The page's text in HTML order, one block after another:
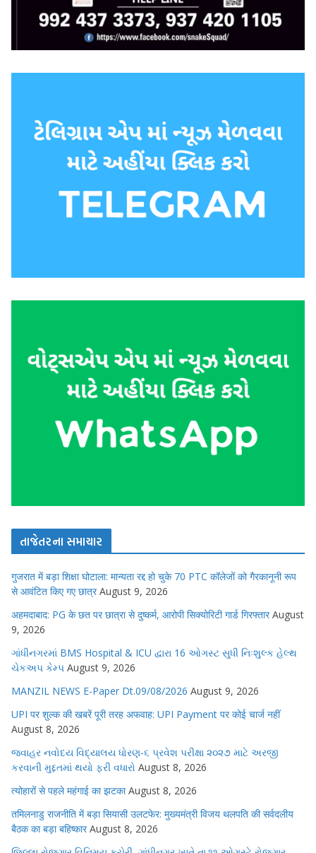
તાજેતરના સમાચાર
गुजरात में बड़ा शिक्षा घोटाला: मान्यता रद्द हो चुके 70 PTC कॉलेजों को गैरकानूनी रूप
से आवंटित किए गए छात्र August 9, 2026
अहमदाबाद: PG के छत पर छात्रा से दुष्कर्म, आरोपी सिक्योरिटी गार्ड गिरफ्तार August
9, 2026
ગાંધીનગરમાં BMS Hospital & ICU દ્વારા 16 ઓગસ્ટ સુધી નિઃશુલ્ક હેલ્થ
ચેકઅપ કેમ્પ August 9, 2026
MANZIL NEWS E-Paper Dt.09/08/2026 August 9, 2026
UPI पर शुल्क की खबरें पूरी तरह अफवाह: UPI Payment पर कोई चार्ज नहीं
August 8, 2026
જવાહર નવોદય વિદ્યાલય ધોરણ-૬ પ્રવેશ પરીક્ષા ૨૦૨૭ માટે અરજી
કરવાની મુદ્દતમાં થયો ફરી વધારો August 8, 2026
त्योहारों से पहले महंगाई का झटका August 8, 2026
तमिलनाडु राजनीति में बड़ा सियासी उलटफेर: मुख्यमंत्री विजय थलपति की सर्वदलीय
बैठक का बड़ा बहिष्कार August 8, 2026